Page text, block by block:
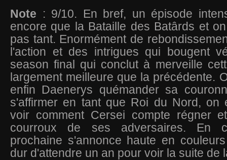
Note : 9/10. En bref, un épisode
encore que la Bataille des Batârds et
pas tant. Enormément de
l'action et des intrigues qui bougent
season final qui conclut à merveille
largement meilleure que la précédente.
enfin Daenerys quémander sa
s'affirmer en tant que Roi du Nord, on
voir comment Cersei compte régner
courroux de ses adversaires. En
prochaine s'annonce haute en
dur d'attendre un an pour voir la suite de